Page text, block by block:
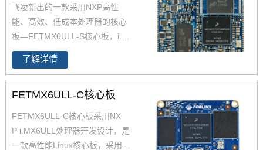
飞凌新出的一款采用NXP高性
能、高效、低成本处理器的核心
板—FETMX6ULL-S核心板， i.M
X6ULL核心板采用邮票孔连接方
式， ARM Cortex-A7内核
两路网口，两路Can和八路串
口，可以和多种设备同时通讯。i.
了解详情
FETMX6ULL-C核心板
FETMX6ULL-C核心板采用NX
P i.MX6ULL处理器开发设计，是
一款高性能Linux核心板，采用低